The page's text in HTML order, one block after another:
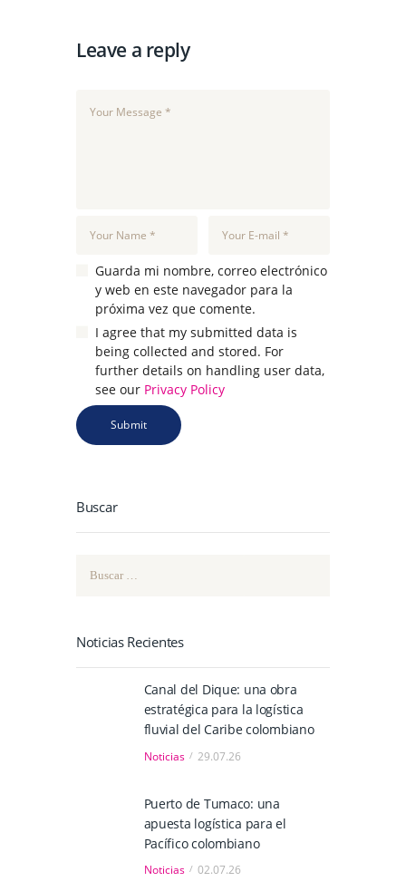
Leave a reply
Guarda mi nombre, correo electrónico
y web en este navegador para la
próxima vez que comente.
I agree that my submitted data is
being collected and stored. For
further details on handling user data,
see our Privacy Policy
Buscar
Noticias Recientes
Canal del Dique: una obra
estratégica para la logística
fluvial del Caribe colombiano
Noticias 29.07.26
Puerto de Tumaco: una
apuesta logística para el
Pacífico colombiano
Noticias 02.07.26